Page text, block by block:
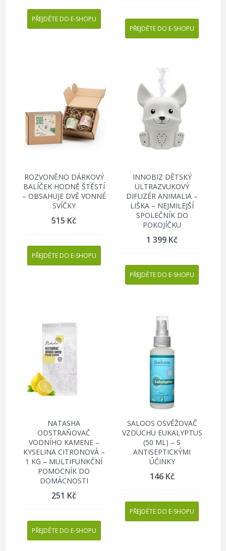
PŘEJDĚTE DO E-SHOPU
PŘEJDĚTE DO E-SHOPU
ROZVONĚNO DÁRKOVÝ
BALÍČEK HODNĚ ŠTĚSTÍ
– OBSAHUJE DVĚ VONNÉ
SVÍČKY
515 Kč
PŘEJDĚTE DO E-SHOPU
INNOBIZ DĚTSKÝ
ULTRAZVUKOVÝ
DIFUZÉR ANIMALIA –
LIŠKA – NEJMILEJŠÍ
SPOLEČNÍK DO
POKOJÍČKU
1 399 Kč
PŘEJDĚTE DO E-SHOPU
NATASHA
ODSTRAŇOVAČ
VODNÍHO KAMENE –
KYSELINA CITRONOVÁ –
1 KG – MULTIFUNKČNÍ
POMOCNÍK DO
DOMÁCNOSTI
251 Kč
PŘEJDĚTE DO E-SHOPU
SALOOS OSVĚŽOVAČ
VZDUCHU EUKALYPTUS
(50 ML) – S
ANTISEPTICKÝMI
ÚČINKY
146 Kč
PŘEJDĚTE DO E-SHOPU